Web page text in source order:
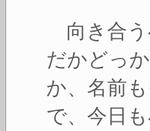
向き合う
だかどっ
か、名前
で、今日